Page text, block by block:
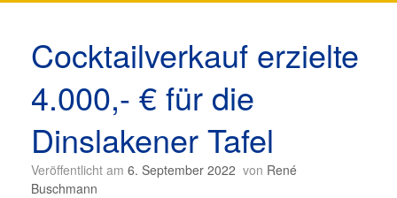
Cocktailverkauf erzielte
4.000,- € für die
Dinslakener Tafel
Veröffentlicht am 6. September 2022 von René
Buschmann